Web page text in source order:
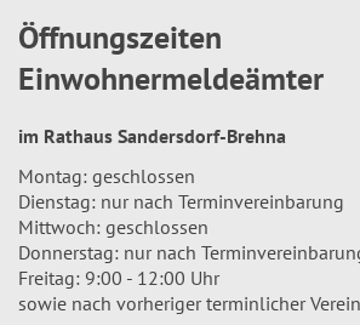
Öffnungszeiten
Einwohnermeldeämter
im Rathaus Sandersdorf-Brehna
Montag: geschlossen
Dienstag: nur nach Terminvereinbarung
Mittwoch: geschlossen
Donnerstag: nur nach
Freitag: 9:00 - 12:00 Uhr
sowie nach vorheriger terminlicher